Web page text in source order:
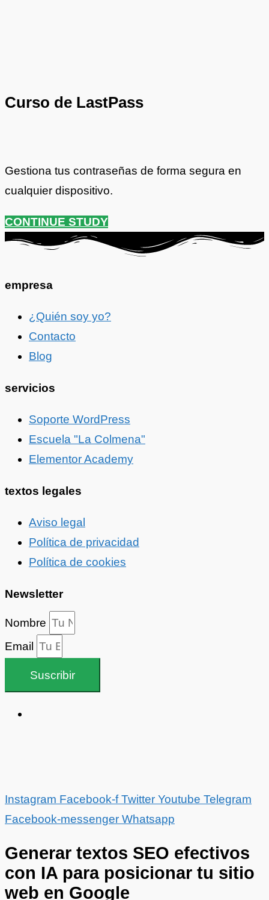
Curso de LastPass
Gestiona tus contraseñas de forma segura en
cualquier dispositivo.
CONTINUE STUDY
empresa
¿Quién soy yo?
Contacto
Blog
servicios
Soporte WordPress
Escuela "La Colmena"
Elementor Academy
textos legales
Aviso legal
Política de privacidad
Política de cookies
Newsletter
Nombre
Email
Suscribir
Instagram Facebook-f Twitter Youtube Telegram
Facebook-messenger Whatsapp
Generar textos SEO efectivos
con IA para posicionar tu sitio
web en Google